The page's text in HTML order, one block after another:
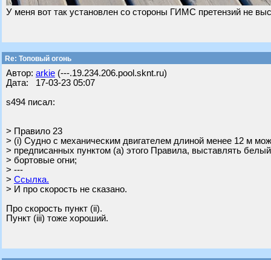
У меня вот так установлен со стороны ГИМС претензий не
Re: Топовый огонь
Автор: arkie (---.19.234.206.pool.sknt.ru)
Дата: 17-03-23 05:07
s494 писал:
> Правило 23
> (i) Судно с механическим двигателем длиной менее 12 м
> предписанных пунктом (а) этого Правила, выставлять белый
> бортовые огни;
> ---
> Ссылка.
> И про скорость не сказано.
Про скорость пункт (ii).
Пункт (iii) тоже хороший.